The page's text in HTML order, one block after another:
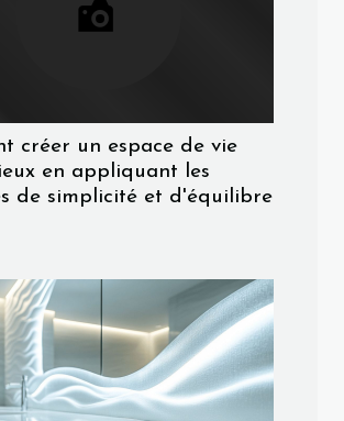
créer un espace de vie
en appliquant les
de simplicité et d'équilibre